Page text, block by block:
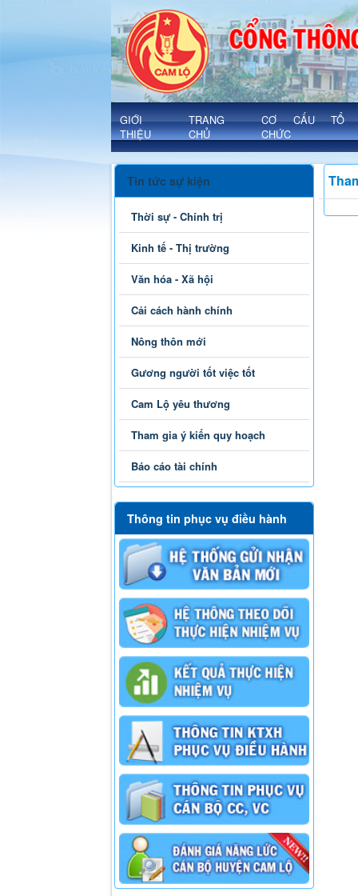
Tham gia ý kiến quy hoạch - Xã
'
GIỚI
THIỆU
TRANG
CHỦ
CƠ CẤU TỔ
CHỨC
Tin tức sự kiện
Thời sự - Chính trị
Kinh tế - Thị trường
Văn hóa - Xã hội
Cải cách hành chính
Nông thôn mới
Gương người tốt việc tốt
Cam Lộ yêu thương
Tham gia ý kiến quy hoạch
Báo cáo tài chính
Thông tin phục vụ điều hành